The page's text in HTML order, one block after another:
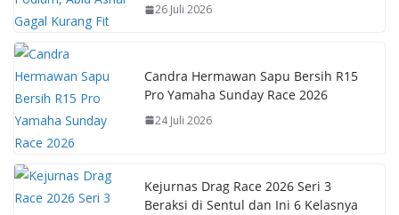
o
k
p n
26 Juli 2026
Candra Hermawan Sapu Bersih R15
Pro Yamaha Sunday Race 2026
24 Juli 2026
Kejurnas Drag Race 2026 Seri 3
Beraksi di Sentul dan Ini 6 Kelasnya